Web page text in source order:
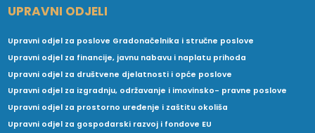
UPRAVNI ODJELI
Upravni odjel za poslove Gradonačelnika i stručne poslove
Upravni odjel za financije, javnu nabavu i naplatu prihoda
Upravni odjel za društvene djelatnosti i opće poslove
Upravni odjel za izgradnju, održavanje i imovinsko- pravne poslove
Upravni odjel za prostorno uređenje i zaštitu okoliša
Upravni odjel za gospodarski razvoj i fondove EU